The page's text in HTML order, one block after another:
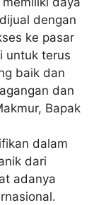
dengan
ke pasar
untuk terus
baik dan
dan
Bapak
dalam
dari
adanya